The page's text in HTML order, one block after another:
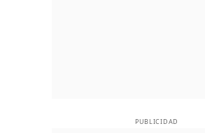
PUBLICIDAD